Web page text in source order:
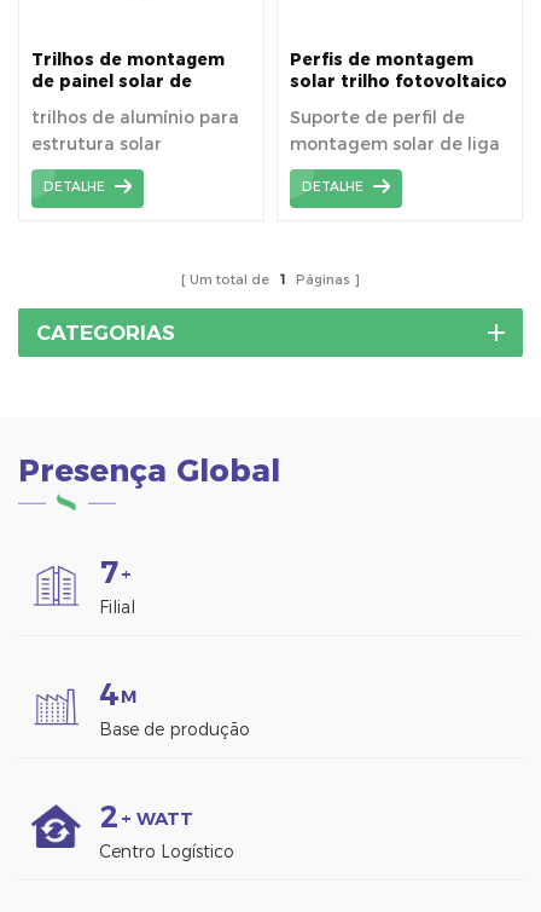
Trilhos de montagem
de painel solar de
trilhos de alumínio para
estrutura solar
DETALHE
Perfis de montagem
solar trilho fotovoltaico
Suporte de perfil de
montagem solar de liga
de alumínio 6005-T5—
trilhos Pv.
DETALHE
Um total de 1 Páginas
CATEGORIAS
Presença Global
7+
Filial
4M
Base de produção
2 + WATT
Centro Logístico